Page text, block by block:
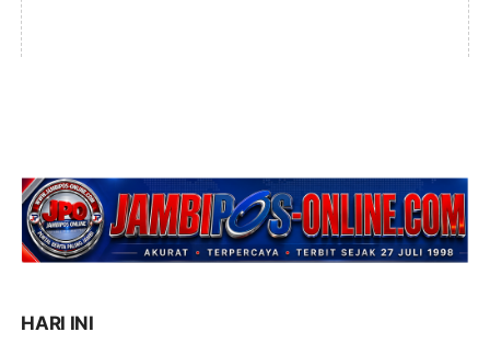
HARI INI